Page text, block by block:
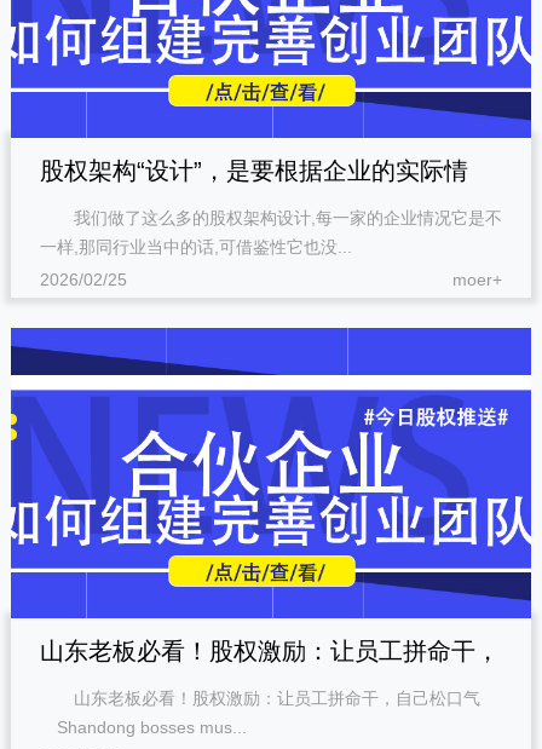
股权架构“设计”，是要根据企业的实际情
况，去做定制化的方案。
我们做了这么多的股权架构设计,每一家的企业情况它是不
一样,那同行业当中的话,可借鉴性它也没...
2026/02/25
moer+
山东老板必看！股权激励：让员工拼命干，
自己松口气
山东老板必看！股权激励：让员工拼命干，自己松口气
Shandong bosses mus...